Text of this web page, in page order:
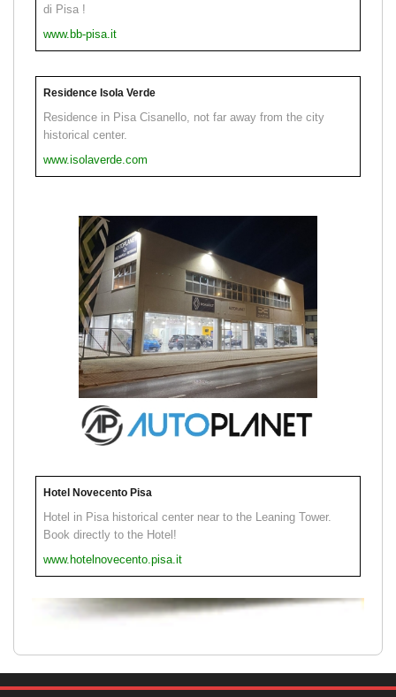
di Pisa !
www.bb-pisa.it
Residence Isola Verde
Residence in Pisa Cisanello, not far away from the city
historical center.
www.isolaverde.com
Hotel Novecento Pisa
Hotel in Pisa historical center near to the Leaning Tower.
Book directly to the Hotel!
www.hotelnovecento.pisa.it